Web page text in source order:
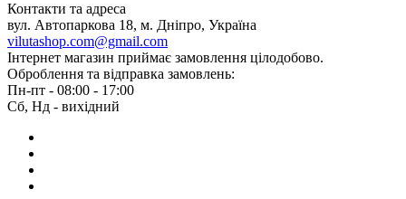
Контакти та адреса
вул. Автопаркова 18, м. Дніпро, Україна
vilutashop.com@gmail.com
Інтернет магазин приймає замовлення цілодобово.
Оброблення та відправка замовлень:
Пн-пт - 08:00 - 17:00
Сб, Нд - вихідний